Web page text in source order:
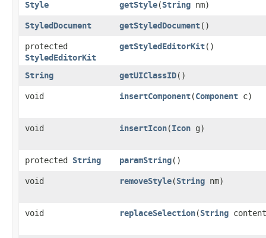
Style getStyle​(String nm)
StyledDocument getStyledDocument()
protected
StyledEditorKit
getStyledEditorKit()
String getUIClassID()
void insertComponent​(Component c)
void insertIcon​(Icon g)
protected String paramString()
void removeStyle​(String nm)
void replaceSelection​(String